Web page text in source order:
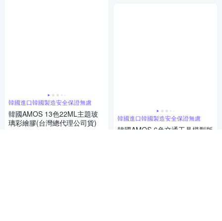
韓國進口韓國製造安全保證無慮
韓國AMOS 13色22ML主題玻
璃彩繪膠(台灣總代理公司貨)
韓國進口韓國製造安全保證無慮
韓國AMOS 6色交通工具模型版